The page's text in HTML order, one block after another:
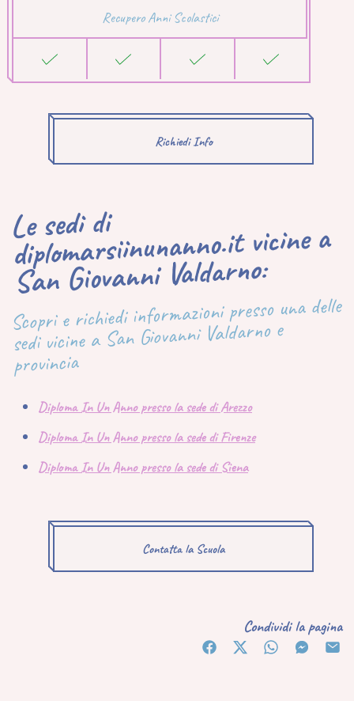
Recupero Anni Scolastici
Richiedi Info
Le sedi di
diplomarsiinunanno.it vicine a
San Giovanni Valdarno:
Scopri e richiedi informazioni presso una delle
sedi vicine a San Giovanni Valdarno e
provincia
Diploma In Un Anno presso la sede di Arezzo
Diploma In Un Anno presso la sede di Firenze
Diploma In Un Anno presso la sede di Siena
Contatta la Scuola
Condividi la pagina